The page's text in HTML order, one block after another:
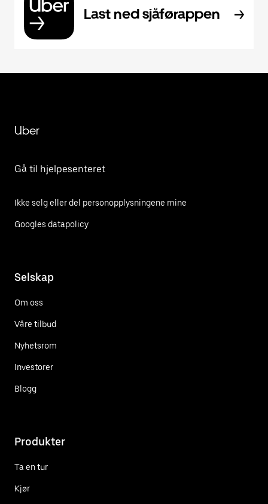
Last ned sjåførappen
Uber
Gå til hjelpesenteret
Ikke selg eller del personopplysningene mine
Googles datapolicy
Selskap
Om oss
Våre tilbud
Nyhetsrom
Investorer
Blogg
Produkter
Ta en tur
Kjør